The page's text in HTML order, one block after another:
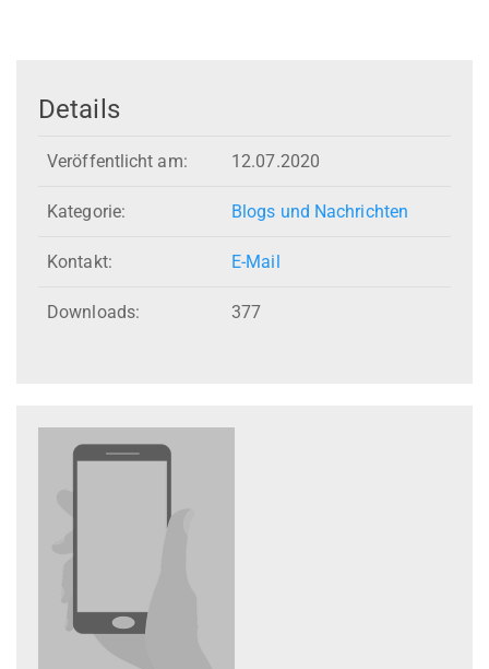
Details
Veröffentlicht am: 12.07.2020
Kategorie: Blogs und Nachrichten
Kontakt: E-Mail
Downloads: 377